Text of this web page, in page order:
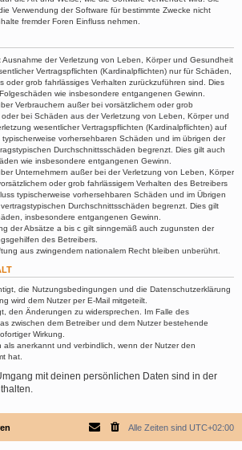
Verwendung der Software für bestimmte Zwecke nicht
fremder Foren Einfluss nehmen.
Ausnahme der Verletzung von Leben, Körper und Gesundheit
Vertragspflichten (Kardinalpflichten) nur für Schäden,
oder grob fahrlässiges Verhalten zurückzuführen sind. Dies
wie insbesondere entgangenen Gewinn.
Verbrauchern außer bei vorsätzlichem oder grob
bei Schäden aus der Verletzung von Leben, Körper und
wesentlicher Vertragspflichten (Kardinalpflichten) auf
typischerweise vorhersehbaren Schäden und im übrigen der
Durchschnittsschäden begrenzt. Dies gilt auch
wie insbesondere entgangenen Gewinn.
Unternehmern außer bei der Verletzung von Leben, Körper
oder grob fahrlässigem Verhalten des Betreibers
typischerweise vorhersehbaren Schäden und im Übrigen
Durchschnittsschäden begrenzt. Dies gilt
insbesondere entgangenen Gewinn.
der Absätze a bis c gilt sinngemäß auch zugunsten der
des Betreibers.
aus zwingendem nationalem Recht bleiben unberührt.
die Nutzungsbedingungen und die Datenschutzerklärung
wird dem Nutzer per E-Mail mitgeteilt.
den Änderungen zu widersprechen. Im Falle des
zwischen dem Betreiber und dem Nutzer bestehende
Wirkung.
anerkannt und verbindlich, wenn der Nutzer den
hat.
mit deinen persönlichen Daten sind in der
Alle Zeiten sind UTC+02:00